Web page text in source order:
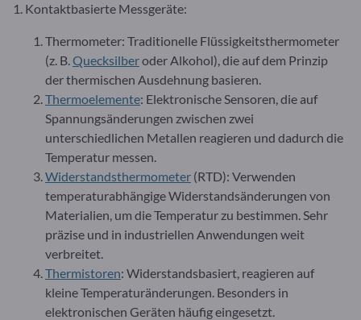
1. Kontaktbasierte Messgeräte:
Thermometer: Traditionelle Flüssigkeitsthermometer
(z. B.Quecksilberoder Alkohol), die auf dem Prinzip
der thermischen Ausdehnung basieren.
Thermoelemente: Elektronische Sensoren, die auf
Spannungsänderungen zwischen zwei
unterschiedlichen Metallen reagieren und dadurch die
Temperatur messen.
Widerstandsthermometer (RTD): Verwenden
temperaturabhängige Widerstandsänderungen von
Materialien, um die Temperatur zu bestimmen. Sehr
präzise und in industriellen Anwendungen weit
verbreitet.
Thermistoren: Widerstandsbasiert, reagieren auf
kleine Temperaturänderungen. Besonders in
elektronischen Geräten häufig eingesetzt.